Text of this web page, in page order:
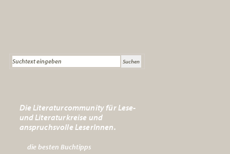
Die Literaturcommunity für Lese-
und Literaturkreise und
anspruchsvolle LeserInnen.
die besten Buchtipps